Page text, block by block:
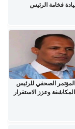
فخامة الرئيس
الصحفي للرئيس
وعزز الاستقرار